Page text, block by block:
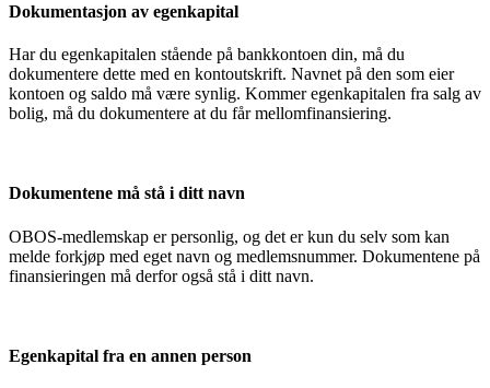
Dokumentasjon av egenkapital
Har du egenkapitalen stående på bankkontoen din, må du
dokumentere dette med en kontoutskrift. Navnet på den som eier
kontoen og saldo må være synlig. Kommer egenkapitalen fra salg av
bolig, må du dokumentere at du får mellomfinansiering.
Dokumentene må stå i ditt navn
OBOS-medlemskap er personlig, og det er kun du selv som kan
melde forkjøp med eget navn og medlemsnummer. Dokumentene på
finansieringen må derfor også stå i ditt navn.
Egenkapital fra en annen person